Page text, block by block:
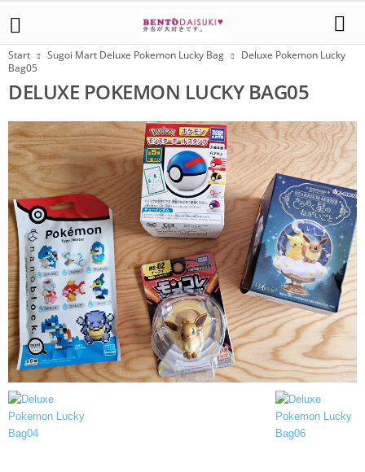
Start Sugoi Mart Deluxe Pokemon Lucky Bag
Deluxe Pokemon Lucky
Bag05
DELUXE POKEMON LUCKY BAG05